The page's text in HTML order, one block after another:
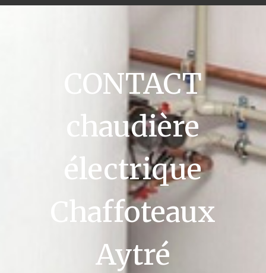
CONTACT
chaudière
électrique
Chaffoteaux
Aytré